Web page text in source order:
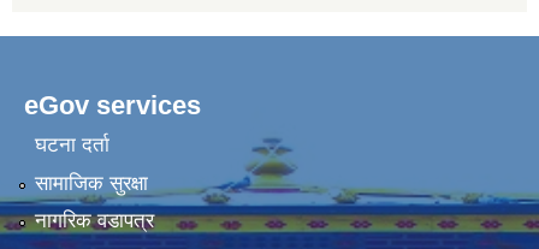
eGov services
घटना दर्ता
सामाजिक सुरक्षा
नागरिक वडापत्र